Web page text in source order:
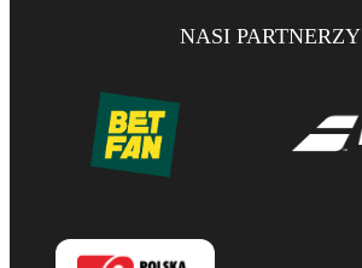
NASI PARTNERZY